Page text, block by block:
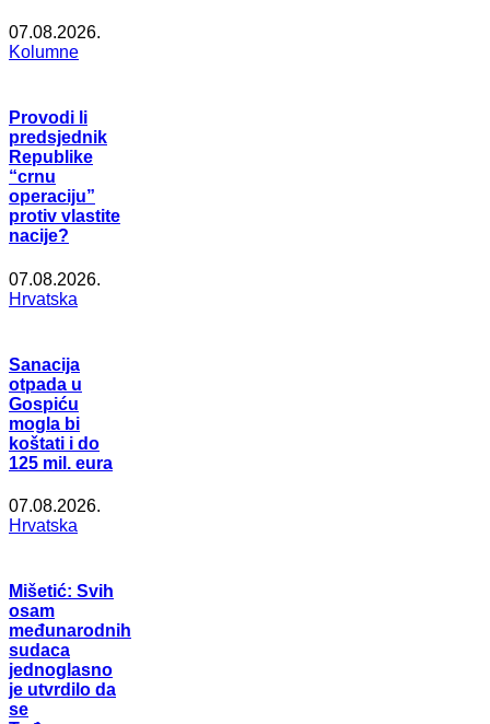
07.08.2026.
Kolumne
Provodi li
predsjednik
Republike
“crnu
operaciju”
protiv vlastite
nacije?
07.08.2026.
Hrvatska
Sanacija
otpada u
Gospiću
mogla bi
koštati i do
125 mil. eura
07.08.2026.
Hrvatska
Mišetić: Svih
osam
međunarodnih
sudaca
jednoglasno
je utvrdilo da
se